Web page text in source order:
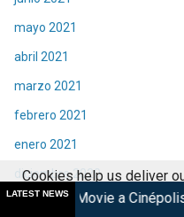
mayo 2021
abril 2021
marzo 2021
febrero 2021
enero 2021
diciembre 2020
noviembre 2020
LATEST NEWS
a Cinépolis E-X Con
Cookies help us deliver
services, you agree to